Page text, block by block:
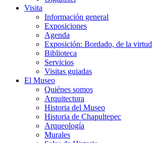
Visita
Información general
Exposiciones
Agenda
Exposición: Bordado, de la virtud
Biblioteca
Servicios
Visitas guiadas
El Museo
Quiénes somos
Arquitectura
Historia del Museo
Historia de Chapultepec
Arqueología
Murales